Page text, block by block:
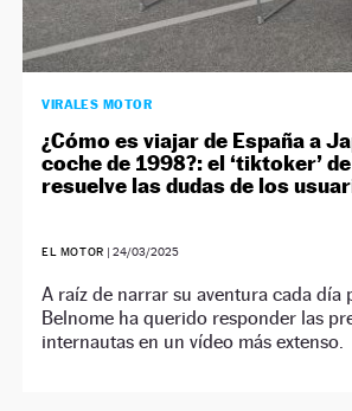
VIRALES MOTOR
¿Cómo es viajar de España a
coche de 1998?: el ‘tiktoker’
resuelve las dudas de los
EL MOTOR |24/03/2025
A raíz de narrar su aventura cada día
Belnome ha querido responder las
internautas en un vídeo más extenso.